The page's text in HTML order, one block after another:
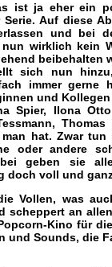
ist ja eher ein
Auf diese
und bei
wirklich kein
beibehalten
sich nun
immer gerne
und
Spier, Ilona
Thomas
hat. Zwar tun
oder andere
geben sie
doch voll und
Vollen, was
scheppert an
Kino für
und Sounds, die